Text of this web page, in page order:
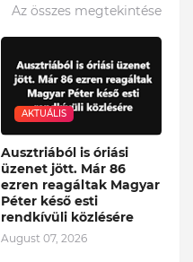
Az összes megtekintése
AKTUÁLIS
Ausztriából is óriási
üzenet jött. Már 86
ezren reagáltak Magyar
Péter késő esti
rendkívüli közlésére
August 07, 2026